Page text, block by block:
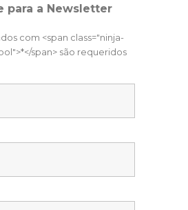
para a Newsletter
com <span class="ninja-
span> são requeridos